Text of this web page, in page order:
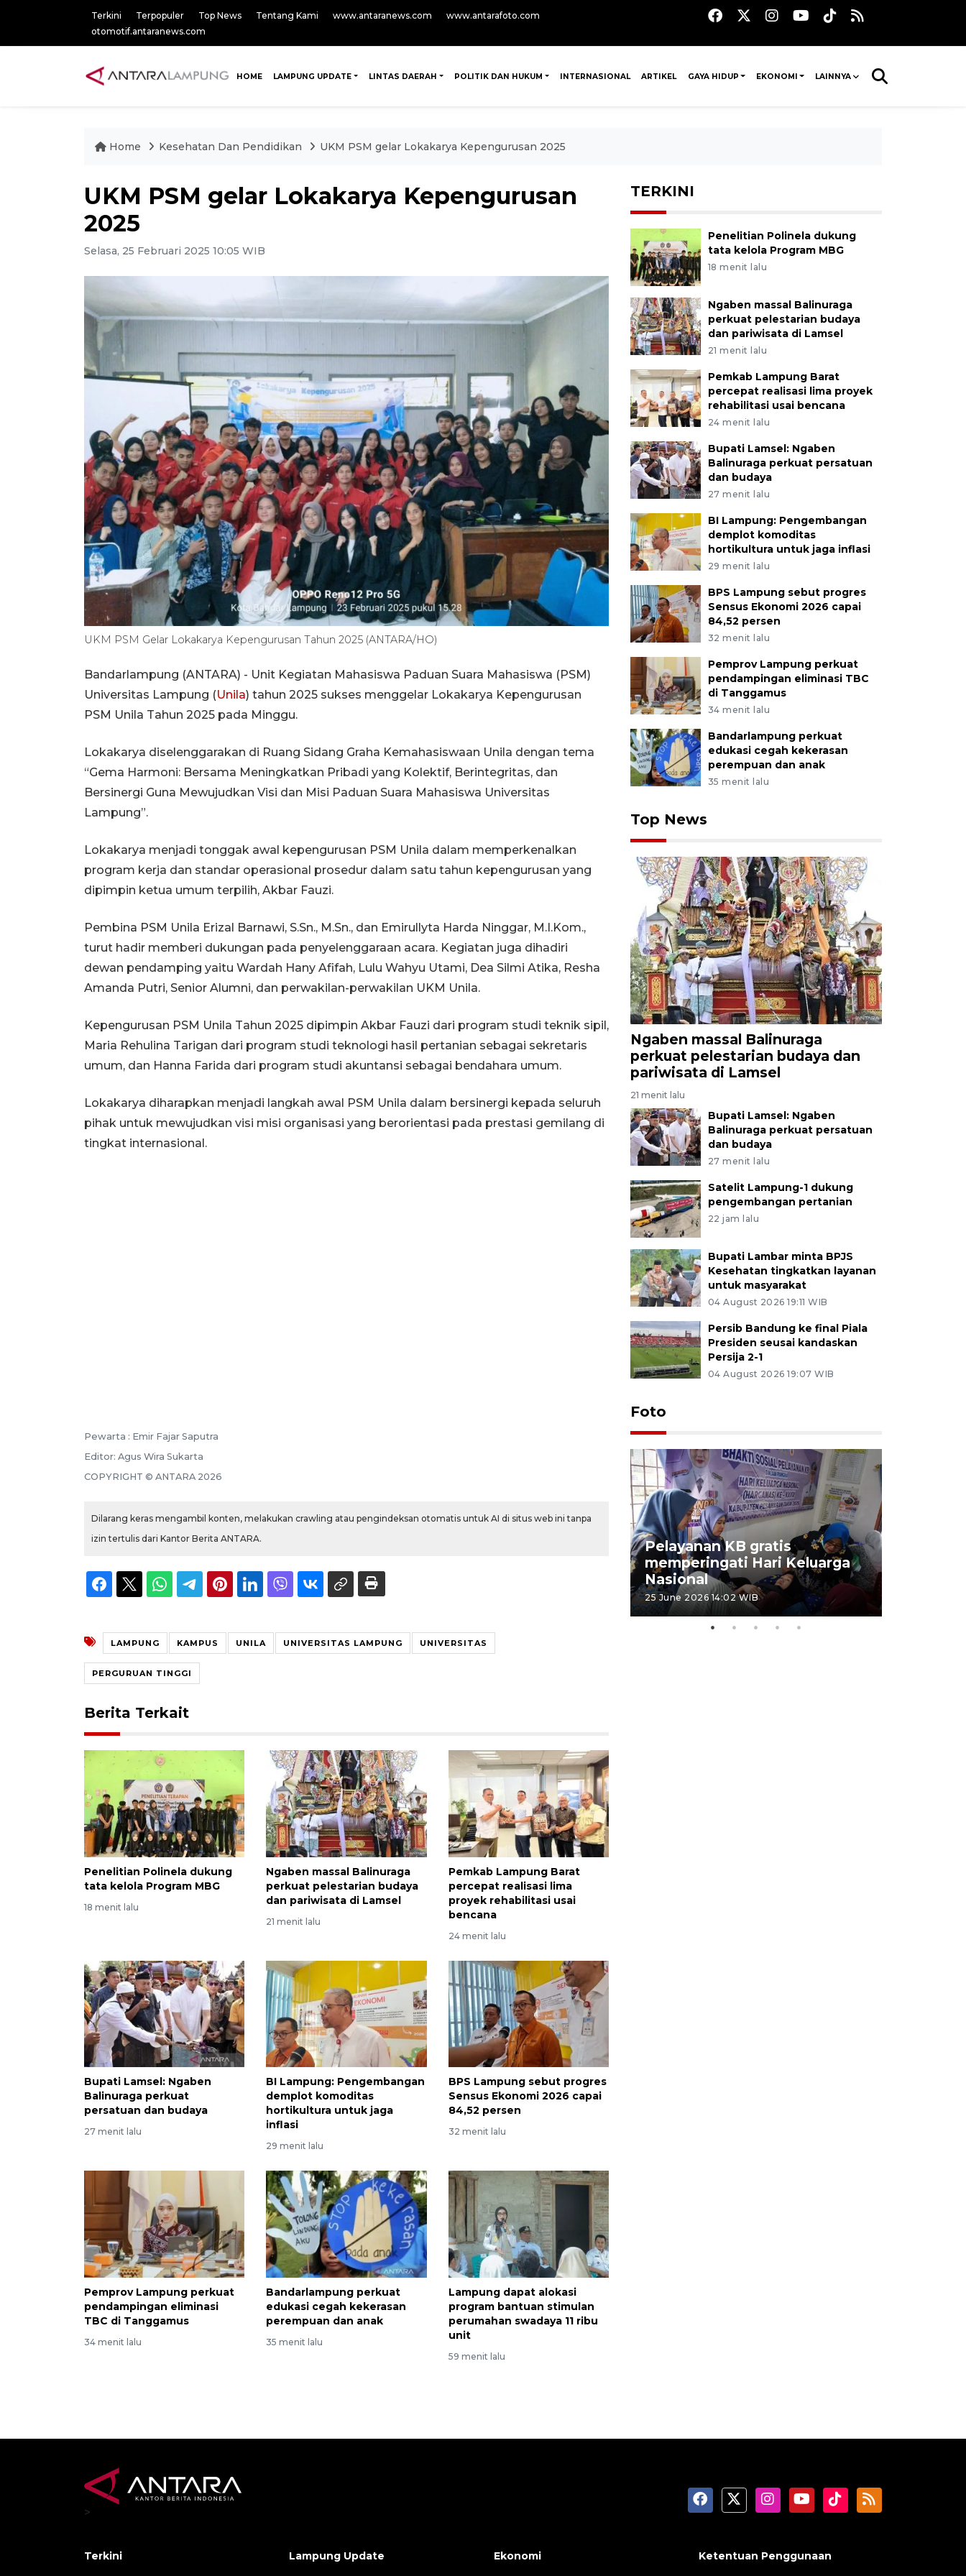
Terkini Terpopuler Top News Tentang Kami www.antaranews.com
www.antarafoto.com
otomotif.antaranews.com
HOME LAMPUNG UPDATE LINTAS DAERAH POLITIK DAN HUKUM INTERNASIONAL ARTIKEL GAYA HIDUP EKONOMI LAINNYA
Home Kesehatan Dan Pendidikan UKM PSM gelar Lokakarya Kepengurusan 2025
UKM PSM gelar Lokakarya Kepengurusan
2025
Selasa, 25 Februari 2025 10:05 WIB
UKM PSM Gelar Lokakarya Kepengurusan Tahun 2025 (ANTARA/HO)
Bandarlampung (ANTARA) - Unit Kegiatan Mahasiswa Paduan Suara Mahasiswa (PSM)
Universitas Lampung (Unila) tahun 2025 sukses menggelar Lokakarya Kepengurusan
PSM Unila Tahun 2025 pada Minggu.
Lokakarya diselenggarakan di Ruang Sidang Graha Kemahasiswaan Unila dengan tema
“Gema Harmoni: Bersama Meningkatkan Pribadi yang Kolektif, Berintegritas, dan
Bersinergi Guna Mewujudkan Visi dan Misi Paduan Suara Mahasiswa Universitas
Lampung”.
Lokakarya menjadi tonggak awal kepengurusan PSM Unila dalam memperkenalkan
program kerja dan standar operasional prosedur dalam satu tahun kepengurusan yang
dipimpin ketua umum terpilih, Akbar Fauzi.
Pembina PSM Unila Erizal Barnawi, S.Sn., M.Sn., dan Emirullyta Harda Ninggar, M.I.Kom.,
turut hadir memberi dukungan pada penyelenggaraan acara. Kegiatan juga dihadiri
dewan pendamping yaitu Wardah Hany Afifah, Lulu Wahyu Utami, Dea Silmi Atika, Resha
Amanda Putri, Senior Alumni, dan perwakilan-perwakilan UKM Unila.
Kepengurusan PSM Unila Tahun 2025 dipimpin Akbar Fauzi dari program studi teknik sipil,
Maria Rehulina Tarigan dari program studi teknologi hasil pertanian sebagai sekretaris
umum, dan Hanna Farida dari program studi akuntansi sebagai bendahara umum.
Lokakarya diharapkan menjadi langkah awal PSM Unila dalam bersinergi kepada seluruh
pihak untuk mewujudkan visi misi organisasi yang berorientasi pada prestasi gemilang di
tingkat internasional.
Pewarta : Emir Fajar Saputra
Editor: Agus Wira Sukarta
COPYRIGHT © ANTARA 2026
Dilarang keras mengambil konten, melakukan crawling atau pengindeksan otomatis untuk AI di situs web ini tanpa
izin tertulis dari Kantor Berita ANTARA.
LAMPUNG KAMPUS UNILA UNIVERSITAS LAMPUNG UNIVERSITAS
PERGURUAN TINGGI
Berita Terkait
Penelitian Polinela dukung
tata kelola Program MBG
18 menit lalu
Ngaben massal Balinuraga
perkuat pelestarian budaya
dan pariwisata di Lamsel
21 menit lalu
Pemkab Lampung Barat
percepat realisasi lima
proyek rehabilitasi usai
bencana
24 menit lalu
Bupati Lamsel: Ngaben
Balinuraga perkuat
persatuan dan budaya
27 menit lalu
BI Lampung: Pengembangan
demplot komoditas
hortikultura untuk jaga
inflasi
29 menit lalu
BPS Lampung sebut progres
Sensus Ekonomi 2026 capai
84,52 persen
32 menit lalu
Pemprov Lampung perkuat
pendampingan eliminasi
TBC di Tanggamus
34 menit lalu
Bandarlampung perkuat
edukasi cegah kekerasan
perempuan dan anak
35 menit lalu
Lampung dapat alokasi
program bantuan stimulan
perumahan swadaya 11 ribu
unit
59 menit lalu
TERKINI
Penelitian Polinela dukung
tata kelola Program MBG
18 menit lalu
Ngaben massal Balinuraga
perkuat pelestarian budaya
dan pariwisata di Lamsel
21 menit lalu
Pemkab Lampung Barat
percepat realisasi lima proyek
rehabilitasi usai bencana
24 menit lalu
Bupati Lamsel: Ngaben
Balinuraga perkuat persatuan
dan budaya
27 menit lalu
BI Lampung: Pengembangan
demplot komoditas
hortikultura untuk jaga inflasi
29 menit lalu
BPS Lampung sebut progres
Sensus Ekonomi 2026 capai
84,52 persen
32 menit lalu
Pemprov Lampung perkuat
pendampingan eliminasi TBC
di Tanggamus
34 menit lalu
Bandarlampung perkuat
edukasi cegah kekerasan
perempuan dan anak
35 menit lalu
Top News
Ngaben massal Balinuraga
perkuat pelestarian budaya dan
pariwisata di Lamsel
21 menit lalu
Bupati Lamsel: Ngaben
Balinuraga perkuat persatuan
dan budaya
27 menit lalu
Satelit Lampung-1 dukung
pengembangan pertanian
22 jam lalu
Bupati Lambar minta BPJS
Kesehatan tingkatkan layanan
untuk masyarakat
04 August 2026 19:11 WIB
Persib Bandung ke final Piala
Presiden seusai kandaskan
Persija 2-1
04 August 2026 19:07 WIB
Foto
Pelayanan KB gratis
memperingati Hari Keluarga
Nasional
25 June 2026 14:02 WIB
>
Terkini
Lampung Update
Ekonomi
Ketentuan Penggunaan